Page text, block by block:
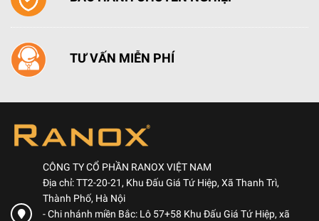
TƯ VẤN MIỄN PHÍ
CÔNG TY CỔ PHẦN RANOX VIỆT NAM
Địa chỉ: TT2-20-21, Khu Đấu Giá Tứ Hiệp, Xã Thanh Trì,
Thành Phố, Hà Nội
- Chi nhánh miền Bắc: Lô 57+58 Khu Đấu Giá Tứ Hiệp, xã